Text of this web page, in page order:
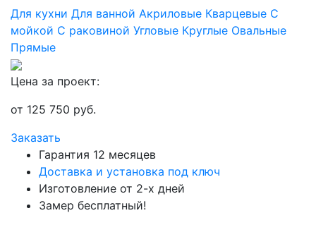
Для кухни Для ванной Акриловые Кварцевые С
мойкой С раковиной Угловые Круглые Овальные
Прямые
Цена за проект:
от 125 750 руб.
Заказать
Гарантия 12 месяцев
Доставка и установка под ключ
Изготовление от 2-х дней
Замер бесплатный!